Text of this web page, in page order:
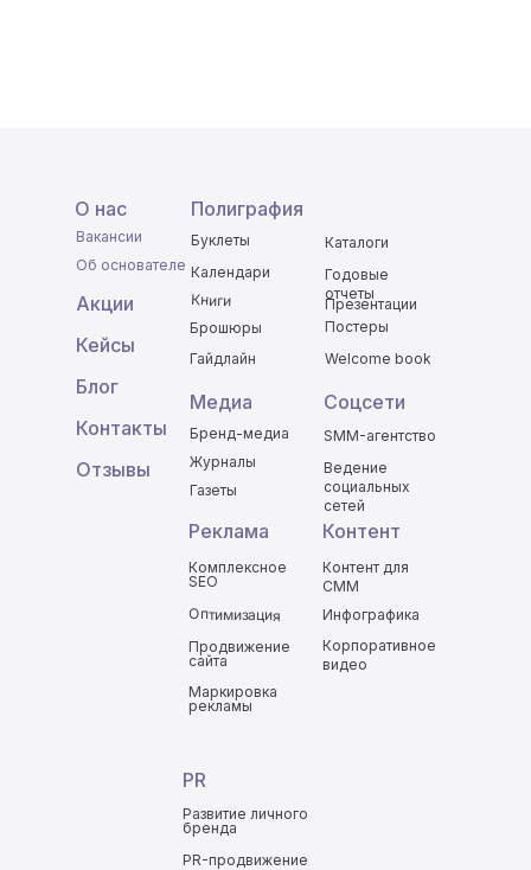
Реклама
Комплексное
SEO
Оптимизация
Маркировка
рекламы
Продвижение
сайта
Медиа
Бренд-медиа
Журналы
Газеты
PR
PR-продвижение
Развитие личного
бренда
Кейсы
Блог
Соцсети
Ведение
социальных
сетей
SMM-агентство
О нас
Контакты
Отзывы
Инфографика
Контент для
СММ
Корпоративное
видео
Контент
Акции
Буклеты
Календари
Гайдлайн Welcome book
Книги
Годовые
отчеты
Каталоги
Полиграфия
Презентации
Брошюры
Постеры
Об основателе
Вакансии